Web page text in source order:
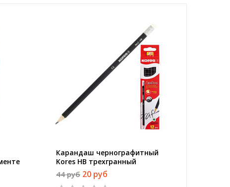
Карандаш чернографитный
Kores HB трехгранный
заточенный с ластиком
44 руб 20 руб